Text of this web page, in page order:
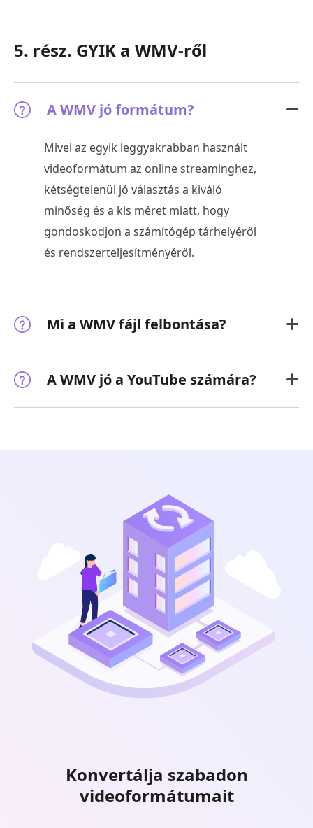
5. rész. GYIK a WMV-ről
A WMV jó formátum?
Mivel az egyik leggyakrabban használt
videoformátum az online streaminghez,
kétségtelenül jó választás a kiváló
minőség és a kis méret miatt, hogy
gondoskodjon a számítógép tárhelyéről
és rendszerteljesítményéről.
Mi a WMV fájl felbontása?
A WMV jó a YouTube számára?
Konvertálja szabadon
videoformátumait